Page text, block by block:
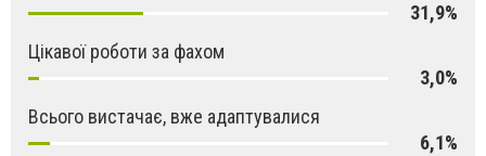
31,9%
Цікавої роботи за фахом
3,0%
Всього вистачає, вже адаптувалися
6,1%